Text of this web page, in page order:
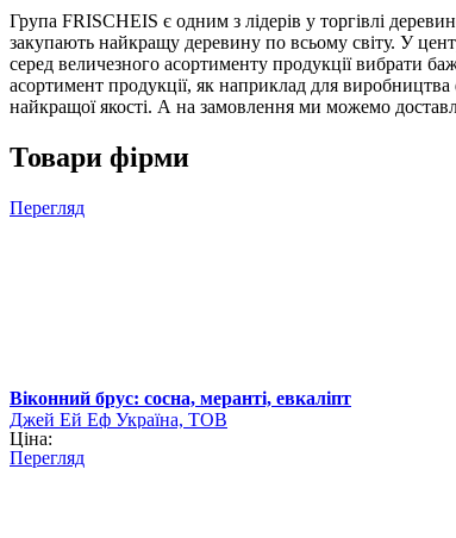
Група FRISCHEIS є одним з лідерів у торгівлі
закупають найкращу деревину по всьому світу. У
серед величезного асортименту продукції вибрати
асортимент продукції, як наприклад для
найкращої якості. А на замовлення ми можемо
Товари фірми
Перегляд
Віконний брус: сосна, меранті, евкаліпт
Джей Ей Еф Україна, ТОВ
Ціна:
Перегляд